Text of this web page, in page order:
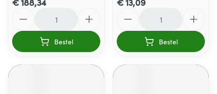
Bestel Bestel